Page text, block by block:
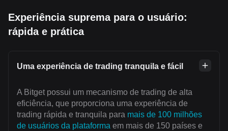
Experiência suprema para o usuário:
rápida e prática
Uma experiência de trading tranquila e fácil
A Bitget possui um mecanismo de trading de alta
eficiência, que proporciona uma experiência de
trading rápida e tranquila para mais de 100 milhões
de usuários da plataforma em mais de 150 países e